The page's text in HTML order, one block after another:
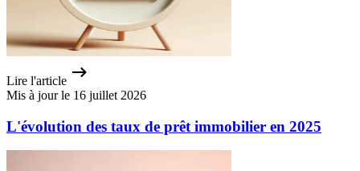
Lire l'article
Mis à jour le 16 juillet 2026
L'évolution des taux de prêt immobilier en 2025